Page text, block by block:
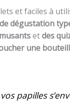
et faciles à
dégustation
etdes
une
papilles